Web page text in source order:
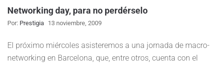
Networking day, para no perdérselo
Por: Prestigia 13 noviembre, 2009
El próximo miércoles asisteremos a una jornada de macro-
networking en Barcelona, que, entre otros, cuenta con el